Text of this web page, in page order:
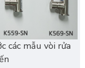
các mẫu vòi rửa